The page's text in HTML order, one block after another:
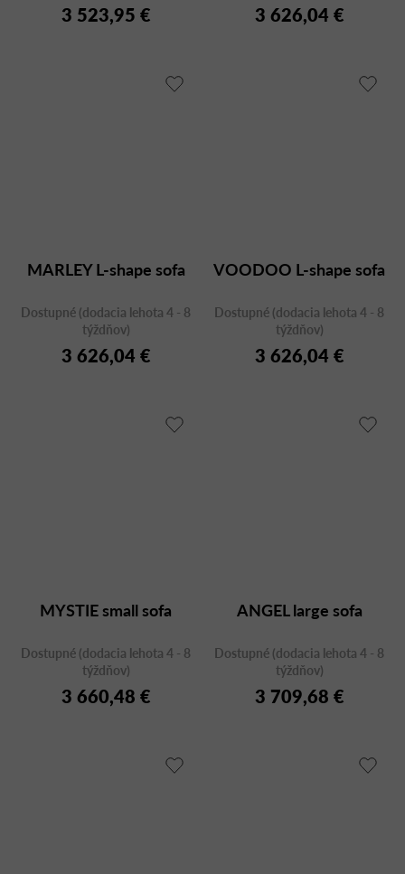
3 523,95 € 3 626,04 €
MARLEY L-shape sofa
Dostupné (dodacia lehota 4 - 8
týždňov)
3 626,04 €
VOODOO L-shape sofa
Dostupné (dodacia lehota 4 - 8
týždňov)
3 626,04 €
MYSTIE small sofa
Dostupné (dodacia lehota 4 - 8
týždňov)
3 660,48 €
ANGEL large sofa
Dostupné (dodacia lehota 4 - 8
týždňov)
3 709,68 €